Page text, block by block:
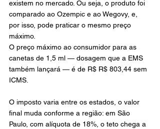
existem no mercado. Ou seja, o produto foi
comparado ao Ozempic e ao Wegovy, e,
por isso, pode praticar o mesmo preço
máximo.
O preço máximo ao consumidor para as
canetas de 1,5 ml — dosagem que a EMS
também lançará — é de R$ R$ 803,44 sem
ICMS.
O imposto varia entre os estados, o valor
final muda conforme a região: em São
Paulo, com alíquota de 18%, o teto chega a